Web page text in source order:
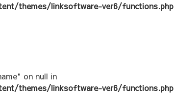
themes/linksoftware-ver6/functions.php
on null in
themes/linksoftware-ver6/functions.php